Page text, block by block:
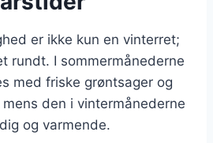
er ikke kun en vinterret;
rundt. I sommermånederne
med friske grøntsager og
den i vintermånederne
og varmende.